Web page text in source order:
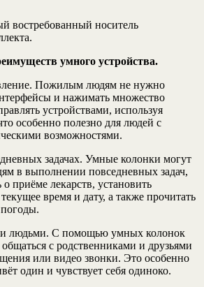
востребованный носитель
умного устройства.
Пожилым людям не нужно
и нажимать множество
устройствами, используя
особенно полезно для людей с
возможностями.
задачах. Умные колонки могут
в выполнении повседневных задач,
приёме лекарств, установить
время и дату, а также прочитать
людьми. С помощью умных колонок
с родственниками и друзьями
или видео звонки. Это особенно
один и чувствует себя одиноко.